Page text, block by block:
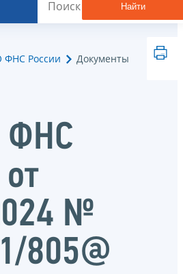
Найти
ФНС России Документы
ФНС
№
805@